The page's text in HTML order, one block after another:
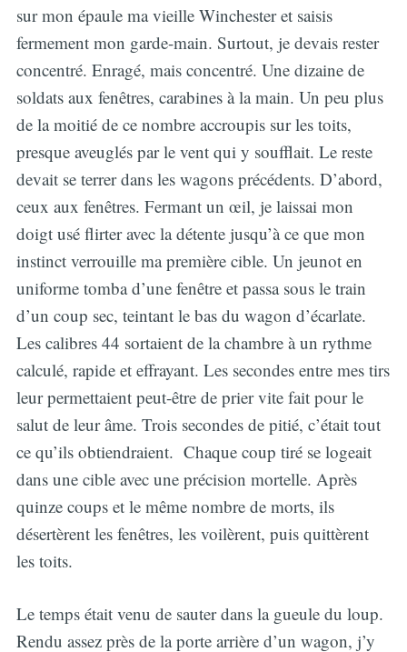
sur mon épaule ma vieille Winchester et saisis
fermement mon garde-main. Surtout, je devais rester
concentré. Enragé, mais concentré. Une dizaine de
soldats aux fenêtres, carabines à la main. Un peu plus
de la moitié de ce nombre accroupis sur les toits,
presque aveuglés par le vent qui y soufflait. Le reste
devait se terrer dans les wagons précédents. D’abord,
ceux aux fenêtres. Fermant un œil, je laissai mon
doigt usé flirter avec la détente jusqu’à ce que mon
instinct verrouille ma première cible. Un jeunot en
uniforme tomba d’une fenêtre et passa sous le train
d’un coup sec, teintant le bas du wagon d’écarlate.
Les calibres 44 sortaient de la chambre à un rythme
calculé, rapide et effrayant. Les secondes entre mes tirs
leur permettaient peut-être de prier vite fait pour le
salut de leur âme. Trois secondes de pitié, c’était tout
ce qu’ils obtiendraient. Chaque coup tiré se logeait
dans une cible avec une précision mortelle. Après
quinze coups et le même nombre de morts, ils
désertèrent les fenêtres, les voilèrent, puis quittèrent
les toits.
Le temps était venu de sauter dans la gueule du loup.
Rendu assez près de la porte arrière d’un wagon, j’y